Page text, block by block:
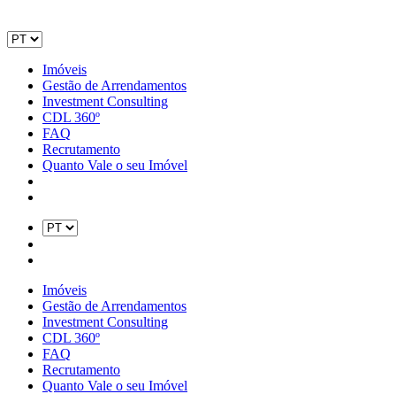
Imóveis
Gestão de Arrendamentos
Investment Consulting
CDL 360º
FAQ
Recrutamento
Quanto Vale o seu Imóvel
Imóveis
Gestão de Arrendamentos
Investment Consulting
CDL 360º
FAQ
Recrutamento
Quanto Vale o seu Imóvel